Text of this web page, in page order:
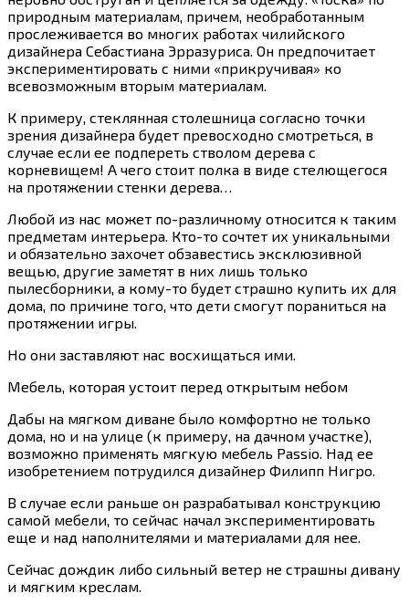
природным материалам, причем, необработанным
прослеживается во многих работах чилийского
дизайнера Себастиана Эрразуриса. Он предпочитает
экспериментировать с ними «прикручивая» ко
всевозможным вторым материалам.
К примеру, стеклянная столешница согласно точки
зрения дизайнера будет превосходно смотреться, в
случае если ее подпереть стволом дерева с
корневищем! А чего стоит полка в виде стелющегося
на протяжении стенки дерева…
Любой из нас может по-различному относится к таким
предметам интерьера. Кто-то сочтет их уникальными
и обязательно захочет обзавестись эксклюзивной
вещью, другие заметят в них лишь только
пылесборники, а кому-то будет страшно купить их для
дома, по причине того, что дети смогут пораниться на
протяжении игры.
Но они заставляют нас восхищаться ими.
Мебель, которая устоит перед открытым небом
Дабы на мягком диване было комфортно не только
дома, но и на улице (к примеру, на дачном участке),
возможно применять мягкую мебель Passio. Над ее
изобретением потрудился дизайнер Филипп Нигро.
В случае если раньше он разрабатывал конструкцию
самой мебели, то сейчас начал экспериментировать
еще и над наполнителями и материалами для нее.
Сейчас дождик либо сильный ветер не страшны дивану
и мягким креслам.